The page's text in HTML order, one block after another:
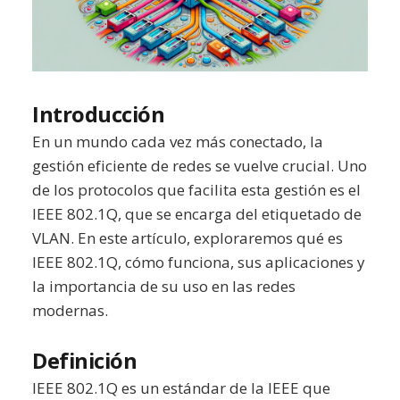
Introducción
En un mundo cada vez más conectado, la
gestión eficiente de redes se vuelve crucial. Uno
de los protocolos que facilita esta gestión es el
IEEE 802.1Q, que se encarga del etiquetado de
VLAN. En este artículo, exploraremos qué es
IEEE 802.1Q, cómo funciona, sus aplicaciones y
la importancia de su uso en las redes
modernas.
Definición
IEEE 802.1Q es un estándar de la IEEE que